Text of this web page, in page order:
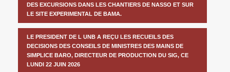
DES EXCURSIONS DANS LES CHANTIERS DE NASSO ET SUR
LE SITE EXPERIMENTAL DE BAMA.
LE PRESIDENT DE L UNB A REÇU LES RECUEILS DES
DECISIONS DES CONSEILS DE MINISTRES DES MAINS DE
SIMPLICE BARO, DIRECTEUR DE PRODUCTION DU SIG, CE
LUNDI 22 JUIN 2026